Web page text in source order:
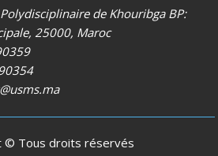
de Khouribga BP:
25000, Maroc
© Tous droits réservés